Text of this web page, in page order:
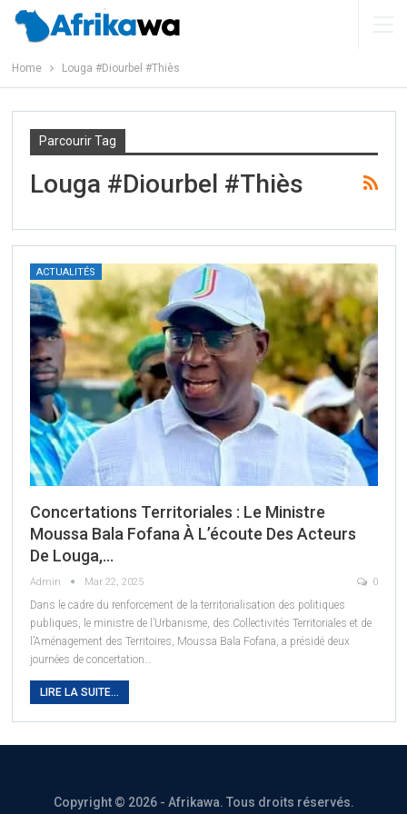
Home Louga #Diourbel #Thiès
Parcourir Tag
Louga #Diourbel #Thiès
ACTUALITÉS
Concertations Territoriales : Le Ministre
Moussa Bala Fofana À L’écoute Des Acteurs
De Louga,…
Admin Mar 22, 2025 0
Dans le cadre du renforcement de la territorialisation des politiques
publiques, le ministre de l’Urbanisme, des Collectivités Territoriales et de
l’Aménagement des Territoires, Moussa Bala Fofana, a présidé deux
journées de concertation
LIRE LA SUITE...
Copyright © 2026 - Afrikawa. Tous droits réservés.